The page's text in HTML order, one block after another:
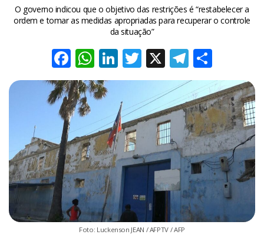
O governo indicou que o objetivo das restrições é “restabelecer a
ordem e tomar as medidas apropriadas para recuperar o controle
da situação”
Facebook
WhatsApp
LinkedIn
Twitter
X
Foto: Luckenson JEAN / AFPTV / AFP